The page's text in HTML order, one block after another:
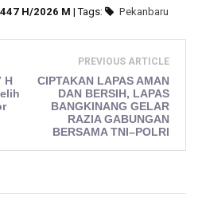
H/2026 M | Tags: Pekanbaru
H
PREVIOUS ARTICLE
CIPTAKAN LAPAS AMAN
DAN BERSIH, LAPAS
BANGKINANG GELAR
RAZIA GABUNGAN
BERSAMA TNI–POLRI